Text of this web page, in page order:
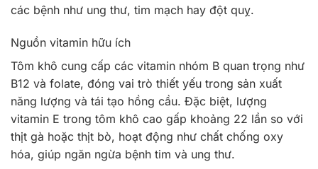
các bệnh như ung thư, tim mạch hay đột quỵ.
Nguồn vitamin hữu ích
Tôm khô cung cấp các vitamin nhóm B quan trọng như
B12 và folate, đóng vai trò thiết yếu trong sản xuất
năng lượng và tái tạo hồng cầu. Đặc biệt, lượng
vitamin E trong tôm khô cao gấp khoảng 22 lần so với
thịt gà hoặc thịt bò, hoạt động như chất chống oxy
hóa, giúp ngăn ngừa bệnh tim và ung thư.